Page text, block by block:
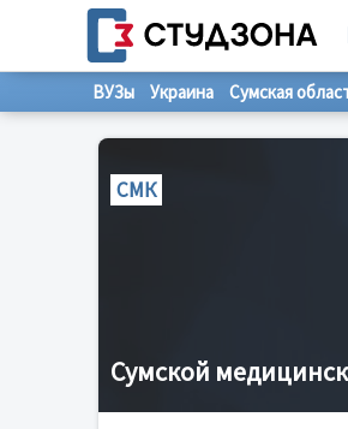
ВУЗы Украина Сумская
СМК
Сумской